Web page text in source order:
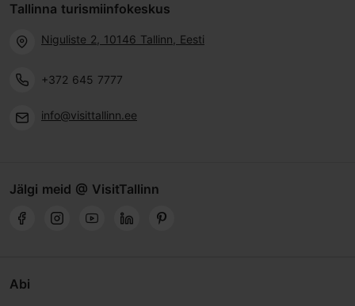
Tallinna turismiinfokeskus
Niguliste 2, 10146 Tallinn, Eesti
+372 645 7777
info@visittallinn.ee
Jälgi meid @ VisitTallinn
Abi